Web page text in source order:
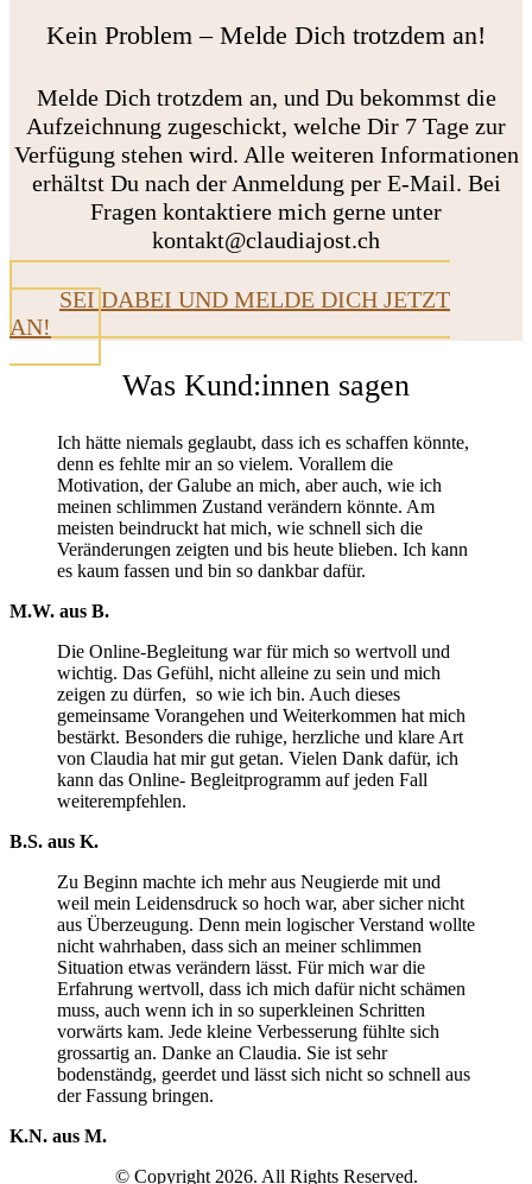
Kein Problem – Melde Dich trotzdem an!
Melde Dich trotzdem an, und Du bekommst die
Aufzeichnung zugeschickt, welche Dir 7 Tage zur
Verfügung stehen wird. Alle weiteren Informationen
erhältst Du nach der Anmeldung per E-Mail. Bei
Fragen kontaktiere mich gerne unter
kontakt@claudiajost.ch
SEI DABEI UND MELDE DICH JETZT
AN!
Was Kund:innen sagen
Ich hätte niemals geglaubt, dass ich es schaffen könnte,
denn es fehlte mir an so vielem. Vorallem die
Motivation, der Galube an mich, aber auch, wie ich
meinen schlimmen Zustand verändern könnte. Am
meisten beindruckt hat mich, wie schnell sich die
Veränderungen zeigten und bis heute blieben. Ich kann
es kaum fassen und bin so dankbar dafür.
M.W. aus B.
Die Online-Begleitung war für mich so wertvoll und
wichtig. Das Gefühl, nicht alleine zu sein und mich
zeigen zu dürfen, so wie ich bin. Auch dieses
gemeinsame Vorangehen und Weiterkommen hat mich
bestärkt. Besonders die ruhige, herzliche und klare Art
von Claudia hat mir gut getan. Vielen Dank dafür, ich
kann das Online- Begleitprogramm auf jeden Fall
weiterempfehlen.
B.S. aus K.
Zu Beginn machte ich mehr aus Neugierde mit und
weil mein Leidensdruck so hoch war, aber sicher nicht
aus Überzeugung. Denn mein logischer Verstand wollte
nicht wahrhaben, dass sich an meiner schlimmen
Situation etwas verändern lässt. Für mich war die
Erfahrung wertvoll, dass ich mich dafür nicht schämen
muss, auch wenn ich in so superkleinen Schritten
vorwärts kam. Jede kleine Verbesserung fühlte sich
grossartig an. Danke an Claudia. Sie ist sehr
bodenständg, geerdet und lässt sich nicht so schnell aus
der Fassung bringen.
K.N. aus M.
© Copyright 2026. All Rights Reserved.